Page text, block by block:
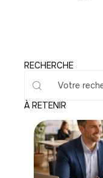
RECHERCHE
À RETENIR